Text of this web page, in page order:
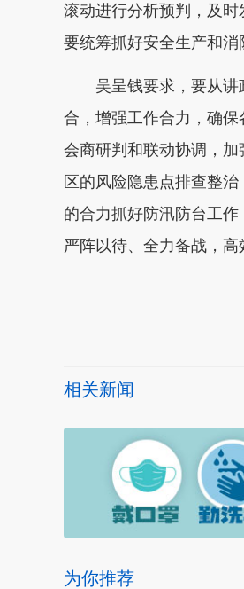
滚动进行分析预判，及时
要统筹抓好安全生产和消
吴呈钱要求，要从
合，增强工作合力，确
会商研判和联动协调，
区的风险隐患点排查整
的合力抓好防汛防台工作
严阵以待、全力备战，
相关新闻
为你推荐